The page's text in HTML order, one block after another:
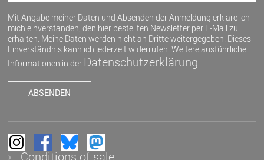
Mit Angabe meiner Daten und Absenden der Anmeldung erkläre ich
mich einverstanden, den hier bestellten Newsletter per E-Mail zu
erhalten. Meine Daten werden nicht an Dritte weitergegeben. Dieses
Einverständnis kann ich jederzeit widerrufen. Weitere ausführliche
Informationen in der Datenschutzerklärung